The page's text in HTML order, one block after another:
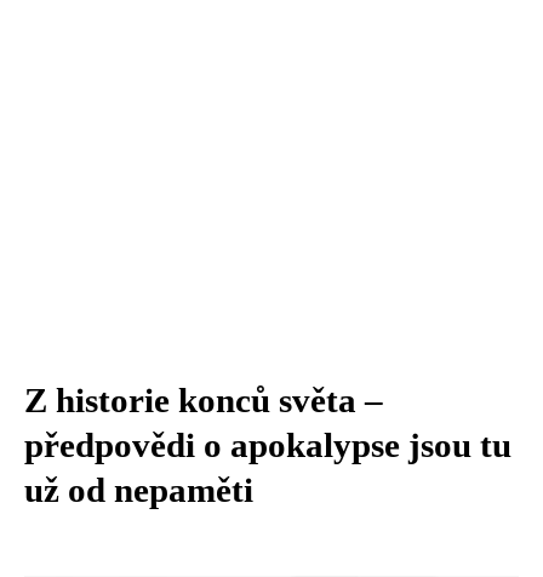
Z historie konců světa –
předpovědi o apokalypse jsou tu
už od nepaměti